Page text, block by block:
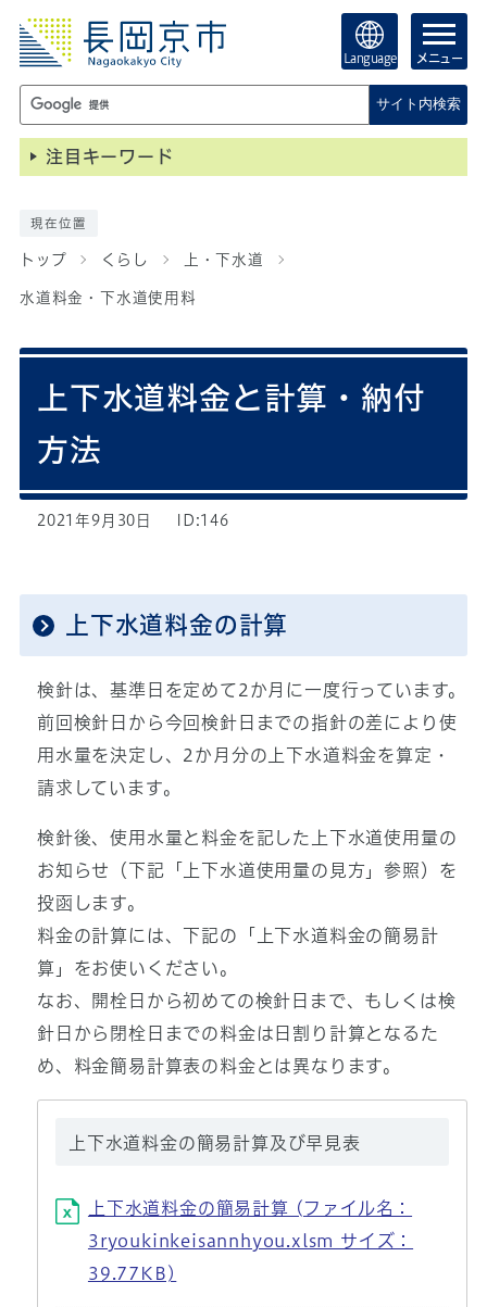
Language メニュー
サイト内検索
注目キーワード
現在位置
トップ くらし 上・下水道
水道料金・下水道使用料
上下水道料金と計算・納付
方法
2021年9月30日 ID:146
上下水道料金の計算
検針は、基準日を定めて2か月に一度行っています。
前回検針日から今回検針日までの指針の差により使
用水量を決定し、2か月分の上下水道料金を算定・
請求しています。
検針後、使用水量と料金を記した上下水道使用量の
お知らせ（下記「上下水道使用量の見方」参照）を
投函します。
料金の計算には、下記の「上下水道料金の簡易計
算」をお使いください。
なお、開栓日から初めての検針日まで、もしくは検
針日から閉栓日までの料金は日割り計算となるた
め、料金簡易計算表の料金とは異なります。
上下水道料金の簡易計算及び早見表
上下水道料金の簡易計算 (ファイル名：
3ryoukinkeisannhyou.xlsm サイズ：
39.77KB)